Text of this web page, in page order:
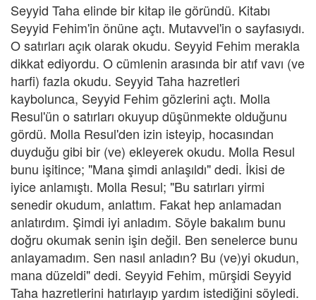
Seyyid Taha elinde bir kitap ile göründü. Kitabı
Seyyid Fehim'in önüne açtı. Mutavvel'in o sayfasıydı.
O satırları açık olarak okudu. Seyyid Fehim merakla
dikkat ediyordu. O cümlenin arasında bir atıf vavı (ve
harfi) fazla okudu. Seyyid Taha hazretleri
kaybolunca, Seyyid Fehim gözlerini açtı. Molla
Resul'ün o satırları okuyup düşünmekte olduğunu
gördü. Molla Resul'den izin isteyip, hocasından
duyduğu gibi bir (ve) ekleyerek okudu. Molla Resul
bunu işitince; "Mana şimdi anlaşıldı" dedi. İkisi de
iyice anlamıştı. Molla Resul; "Bu satırları yirmi
senedir okudum, anlattım. Fakat hep anlamadan
anlatırdım. Şimdi iyi anladım. Söyle bakalım bunu
doğru okumak senin işin değil. Ben senelerce bunu
anlayamadım. Sen nasıl anladın? Bu (ve)yi okudun,
mana düzeldi" dedi. Seyyid Fehim, mürşidi Seyyid
Taha hazretlerini hatırlayıp yardım istediğini söyledi.